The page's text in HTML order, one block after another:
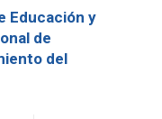
Educación y
de
del